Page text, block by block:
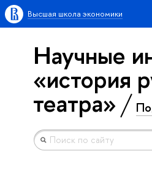
Высшая школа экономики
Научные
«история
театра»